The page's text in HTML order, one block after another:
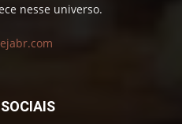
nesse universo.
SOCIAIS